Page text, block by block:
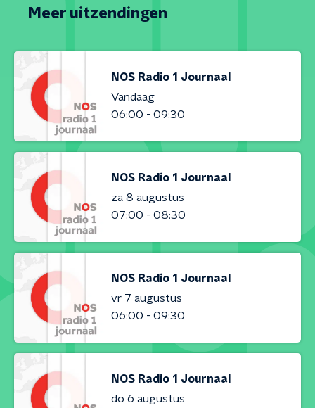
Meer uitzendingen
NOS Radio 1 Journaal
Vandaag
06:00 - 09:30
NOS Radio 1 Journaal
za 8 augustus
07:00 - 08:30
NOS Radio 1 Journaal
vr 7 augustus
06:00 - 09:30
NOS Radio 1 Journaal
do 6 augustus